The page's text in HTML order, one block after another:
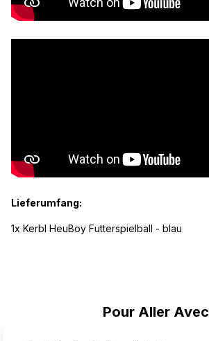
Pour Aller Avec
Lieferumfang:
1x Kerbl HeuBoy Futterspielball - blau